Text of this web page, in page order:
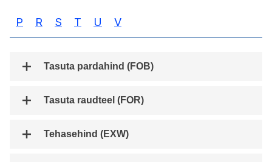
P R S T U V
Tasuta pardahind (FOB)
Tasuta raudteel (FOR)
Tehasehind (EXW)